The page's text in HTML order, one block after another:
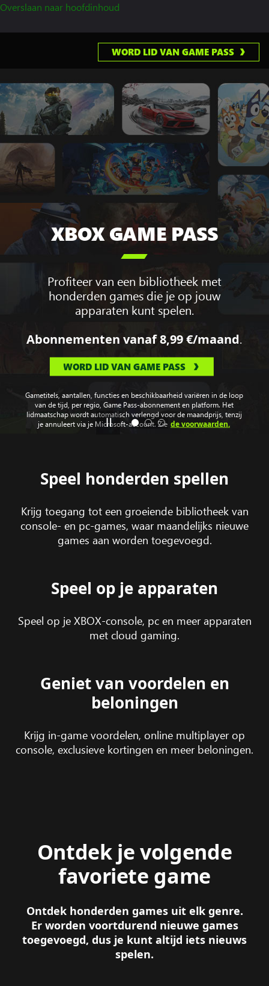
Overslaan naar hoofdinhoud
WORD LID VAN GAME PASS
XBOX GAME PASS

Profiteer van een bibliotheek met
honderden games die je op jouw
apparaten kunt spelen.
Abonnementen vanaf8,99 €/maand
WORD LID VAN GAME PASS
Gametitels, aantallen, functies en beschikbaarheid variëren in de loop
van de tijd, per regio, Game Pass-abonnement en platform. Het
lidmaatschap wordt automatisch verlengd voor de maandprijs, tenzij
je annuleert via je Microsoft-account. Zie de voorwaarden.
Speel honderden spellen
Krijg toegang tot een groeiende bibliotheek van
console- en pc-games, waar maandelijks nieuwe
games aan worden toegevoegd.
Speel op je apparaten
Speel op je XBOX-console, pc en meer apparaten
met cloud gaming.
Geniet van voordelen en
beloningen
Krijg in-game voordelen, online multiplayer op
console, exclusieve kortingen en meer beloningen.
Ontdek je volgende
favoriete game
Ontdek honderden games uit elk genre.
Er worden voortdurend nieuwe games
toegevoegd, dus je kunt altijd iets nieuws
spelen.